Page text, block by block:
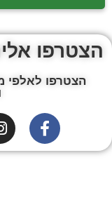
הצטרפו
הצטרפו לאלפי